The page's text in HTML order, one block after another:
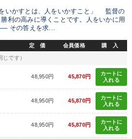
いかすとは、人をいかすこと」 監督の
利の高みに導くことです。人をいかに用
その答えを求...
定 価 会員価格 購 入
じです）
48,950円 45,870円
カートに
入れる
48,950円 45,870円
カートに
入れる
48,950円 45,870円
カートに
入れる